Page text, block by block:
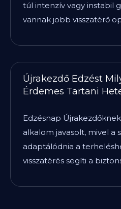
túl intenzív vagy instabil
vannak jobb visszatérő
Újrakezdő Edzést
Érdemes Tartani
Edzésnap
alkalom javasolt, mivel a
adaptálódnia a
visszatérés segíti a